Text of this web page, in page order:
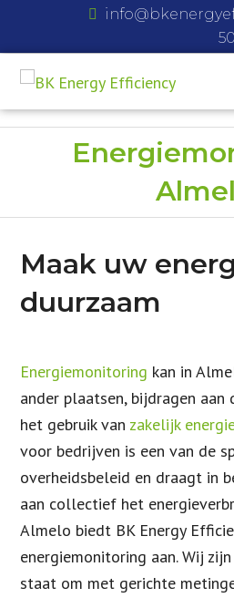
Maak uw
duurzaam
Energiemonitoring kan in
ander plaatsen, bijdragen aan
het gebruik van zakelijk
voor bedrijven is een van de
overheidsbeleid en draagt in
aan collectief het
Almelo biedt BK Energy
energiemonitoring aan. Wij
staat om met gerichte